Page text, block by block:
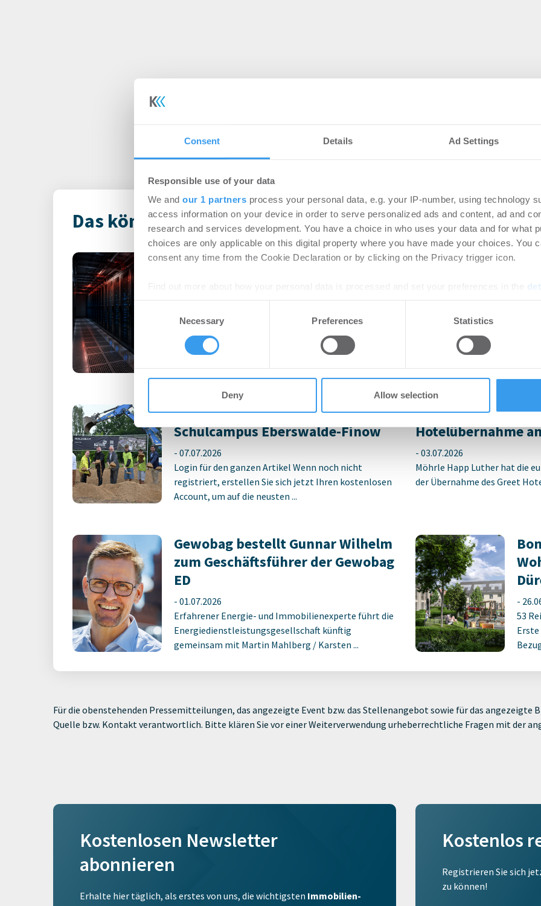
Consent Details Ad Settings
Responsible use of your data
We and our 1 partners process your personal data, e.g. your IP-number, using technology
access information on your device in order to serve personalized ads and content, ad and
research and services development. You have a choice in who uses your data and for what
choices are only applicable on this digital property where you have made your choices. You
consent any time from the Cookie Declaration or by clicking on the Privacy trigger icon.
We use cookies to personalise content and ads, to provide social media features and to
other information that you’ve provided to them or that they’ve collected from your use of their
Necessary Preferences Statistics
Deny Allow selection
Das könnte Dich auch interessieren
Rekordhitze setzt Rechenzentren
-31.07.2026
Anhaltende Hitze wird zum Risiko für Rechenzentren:
Steigende Außentemperaturen und immer
leistungsfähigere IT-Systeme treiben den ...
Ingeborg-
Bewerbung bis 2.
Schirmherrin
08.07.2026
Login für den ganzen Artikel
jetzt Ihren kostenlosen
Erster Spatenstich für neuen
Schulcampus Eberswalde-Finow
- 07.07.2026
Login für den ganzen Artikel Wenn noch nicht
registriert, erstellen Sie sich jetzt Ihren kostenlosen
Account, um auf die neusten ...
MÖHRLE HAPP
Hotelübernahme
- 03.07.2026
Möhrle Happ Luther hat die
der Übernahme des Greet
Gewobag bestellt Gunnar Wilhelm
zum Geschäftsführer der Gewobag
ED
- 01.07.2026
Erfahrener Energie- und Immobilienexperte führt die
Energiedienstleistungsgesellschaft künftig
gemeinsam mit Martin Mahlberg / Karsten ...
-
53
Für die obenstehenden Pressemitteilungen, das angezeigte Event bzw. das Stellenangebot sowie für das angezeigte
Quelle bzw. Kontakt verantwortlich. Bitte klären Sie vor einer Weiterverwendung urheberrechtliche Fragen mit der
Kostenlosen Newsletter
abonnieren
Erhalte hier täglich, als erstes von uns, die wichtigsten Immobilien-
Kostenlos
Registrieren Sie sich
zu können!